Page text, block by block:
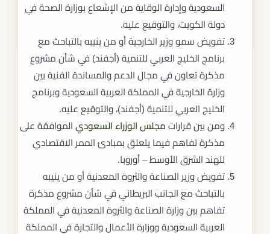
السعودية وإدارة الوقاية من الإشعاع بوزارة الصحة في
دولة الكويت، والتوقيع عليه.
تفويض سمو وزير الخارجية أو من ينيبه بالتباحث مع
برنامج الخليج العربي للتنمية (أجفند) في شأن مشروع
مذكرة تعاون في مجال الدعم والمساندة الفنية بين
وزارة الخارجية في المملكة العربية السعودية وبرنامج
الخليج العربي للتنمية (أجفند)، والتوقيع عليه.
ومن بين قرارات مجلس الوزراء السعودي الموافقة على
مذكرة تفاهم فيما يتعلق بمبادئ الممر الاقتصادي
للهند الشرق الأوسط – أوروبا.
تفويض وزير الصناعة والثروة المعدنية أو من ينيبه
بالتباحث مع الجانب البريطاني في شأن مشروع مذكرة
تفاهم بين وزارة الصناعة والثروة المعدنية في المملكة
العربية السعودية ووزارة الأعمال والتجارة في المملكة